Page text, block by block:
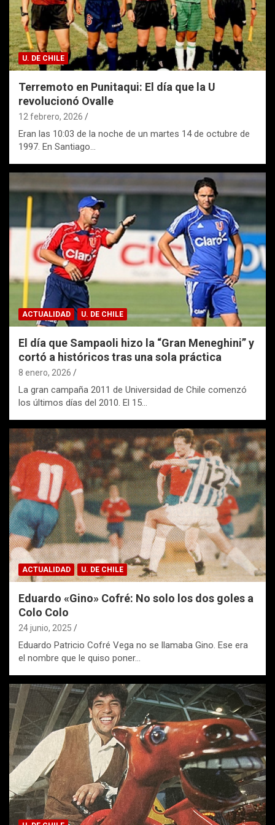
U. DE CHILE
Terremoto en Punitaqui: El día que la U
revolucionó Ovalle
12 febrero, 2026
Eran las 10:03 de la noche de un martes 14 de octubre de
1997. En Santiago…
ACTUALIDAD U. DE CHILE
El día que Sampaoli hizo la “Gran Meneghini” y
cortó a históricos tras una sola práctica
8 enero, 2026
La gran campaña 2011 de Universidad de Chile comenzó
los últimos días del 2010. El 15…
ACTUALIDAD U. DE CHILE
Eduardo «Gino» Cofré: No solo los dos goles a
Colo Colo
24 junio, 2025
Eduardo Patricio Cofré Vega no se llamaba Gino. Ese era
el nombre que le quiso poner…